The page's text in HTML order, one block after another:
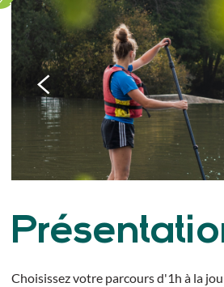
Choisissez votre parcours d'1h à la